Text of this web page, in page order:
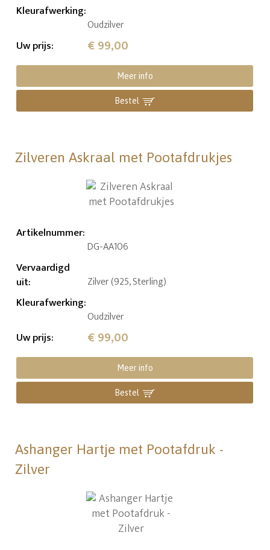
Kleurafwerking:
Oudzilver
Uw prijs: € 99,00
Meer info
Bestel
Zilveren Askraal met Pootafdrukjes
Artikelnummer:
DG-AA106
Vervaardigd
uit: Zilver (925, Sterling)
Kleurafwerking:
Oudzilver
Uw prijs: € 99,00
Meer info
Bestel
Ashanger Hartje met Pootafdruk -
Zilver